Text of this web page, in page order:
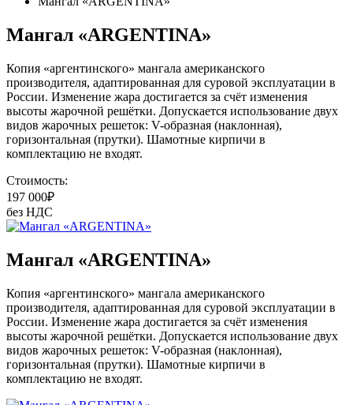
Мангал «ARGENTINA»
Копия «аргентинского» мангала американского
производителя, адаптированная для суровой эксплуатации в
России. Изменение жара достигается за счёт изменения
высоты жарочной решётки. Допускается использование двух
видов жарочных решеток: V-образная (наклонная),
горизонтальная (прутки). Шамотные кирпичи в
комплектацию не входят.
Стоимость:
197 000₽
без НДС
Мангал «ARGENTINA»
Копия «аргентинского» мангала американского
производителя, адаптированная для суровой эксплуатации в
России. Изменение жара достигается за счёт изменения
высоты жарочной решётки. Допускается использование двух
видов жарочных решеток: V-образная (наклонная),
горизонтальная (прутки). Шамотные кирпичи в
комплектацию не входят.